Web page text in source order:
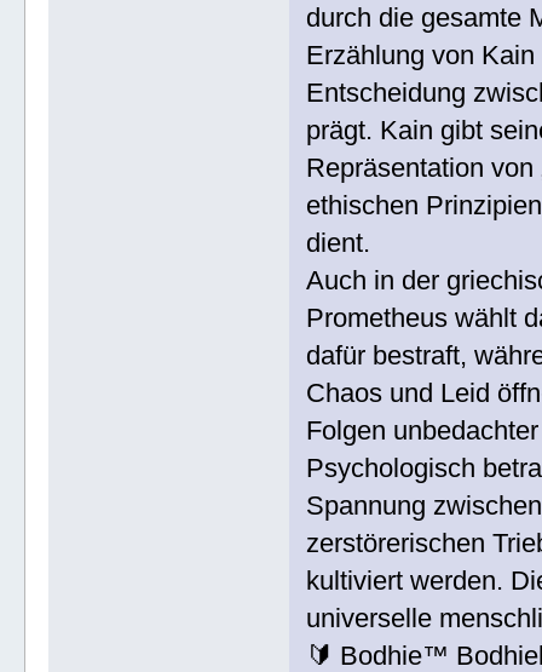
durch die gesamte
Erzählung von
Entscheidung
prägt. Kain gibt
Repräsentation von
ethischen
dient.
Auch in der
Prometheus wählt
dafür bestraft,
Chaos und Leid
Folgen
Psychologisch
Spannung
zerstörerischen
kultiviert werden.
universelle
🔰 Bodhie™